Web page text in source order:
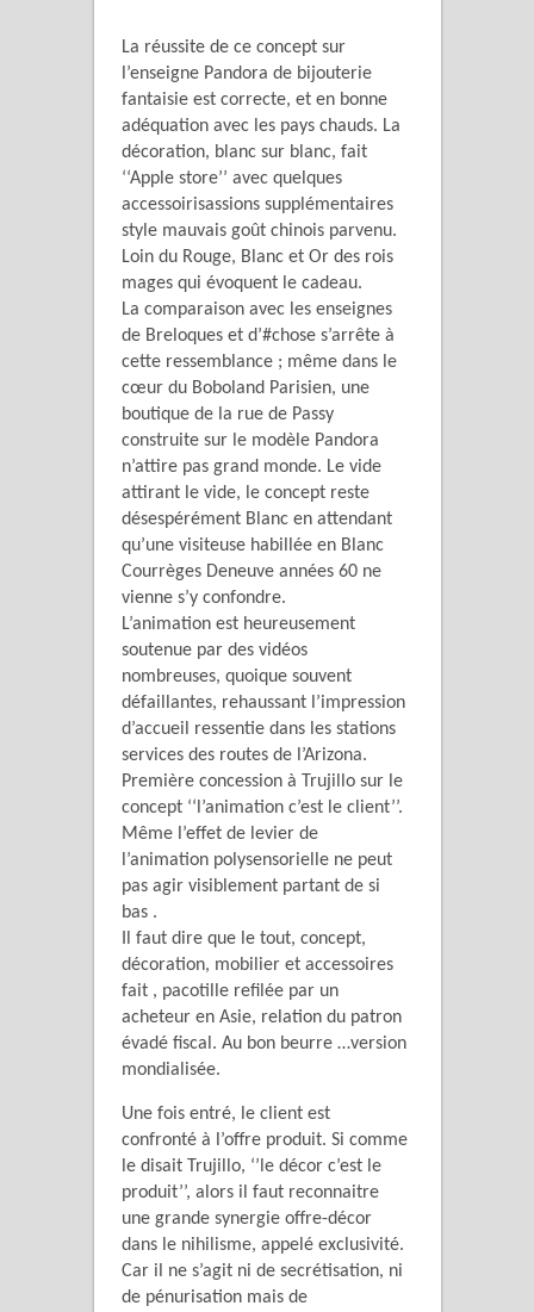
La réussite de ce concept sur
l’enseigne Pandora de bijouterie
fantaisie est correcte, et en bonne
adéquation avec les pays chauds. La
décoration, blanc sur blanc, fait
‘‘Apple store’’ avec quelques
accessoirisassions supplémentaires
style mauvais goût chinois parvenu.
Loin du Rouge, Blanc et Or des rois
mages qui évoquent le cadeau.
La comparaison avec les enseignes
de Breloques et d’#chose s’arrête à
cette ressemblance ; même dans le
cœur du Boboland Parisien, une
boutique de la rue de Passy
construite sur le modèle Pandora
n’attire pas grand monde. Le vide
attirant le vide, le concept reste
désespérément Blanc en attendant
qu’une visiteuse habillée en Blanc
Courrèges Deneuve années 60 ne
vienne s’y confondre.
L’animation est heureusement
soutenue par des vidéos
nombreuses, quoique souvent
défaillantes, rehaussant l’impression
d’accueil ressentie dans les stations
services des routes de l’Arizona.
Première concession à Trujillo sur le
concept ‘‘l’animation c’est le client’’.
Même l’effet de levier de
l’animation polysensorielle ne peut
pas agir visiblement partant de si
bas .
Il faut dire que le tout, concept,
décoration, mobilier et accessoires
fait , pacotille refilée par un
acheteur en Asie, relation du patron
évadé fiscal. Au bon beurre …version
mondialisée.
Une fois entré, le client est
confronté à l’offre produit. Si comme
le disait Trujillo, ‘’le décor c’est le
produit’’, alors il faut reconnaitre
une grande synergie offre-décor
dans le nihilisme, appelé exclusivité.
Car il ne s’agit ni de secrétisation, ni
de pénurisation mais de